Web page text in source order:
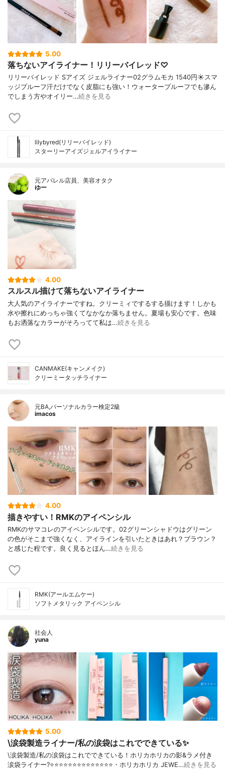
5.00
落ちないアイライナー！リリーバイレッド♡
リリーバイレッド Sアイズ ジェルライナー02グラムモカ 1540円☀️スマ
ッジプルーフ汗だけでなく皮脂にも強い！ウォータープルーフでも滲ん
でしまう方やオイリー…続きを見る
lilybyred(リリーバイレッド)
スターリーアイズジェルアイライナー
元アパレル店員、美容オタク
ゆー
4.00
スルスル描けて落ちないアイライナー
大人気のアイライナーですね。クリーミィでするする描けます！しかも
水や擦れにめっちゃ強くてなかなか落ちません。夏場も安心です。色味
もお洒落なカラーがそろってて私は…続きを見る
CANMAKE(キャンメイク)
クリーミータッチライナー
元BA,パーソナルカラー検定2級
imacos
4.00
描きやすい！RMKのアイペンシル
RMKのサマコレのアイペンシルです。02グリーンシャドウはグリーン
の色がそこまで強くなく、アイラインを引いたときはあれ？ブラウン？
と感じた程です。良く見るとほん…続きを見る
RMK(アールエムケー)
ソフトメタリック アイペンシル
社会人
yuna
5.00
\涙袋製造ライナー/私の涙袋はこれでできている✨
\涙袋製造/私の涙袋はこれでできている！ホリカホリカの影&ラメ付き
涙袋ライナー?⭐️⭐️⭐️⭐️⭐️⭐️⭐️⭐️⭐️⭐️⭐️⭐️⭐️⭐️・ホリカホリカ JEWE…続きを見る